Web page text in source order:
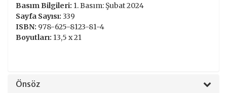
Basım Bilgileri: 1. Basım: Şubat 2024
Sayfa Sayısı: 339
ISBN: 978-625-8123-81-4
Boyutları: 13,5 x 21
Önsöz